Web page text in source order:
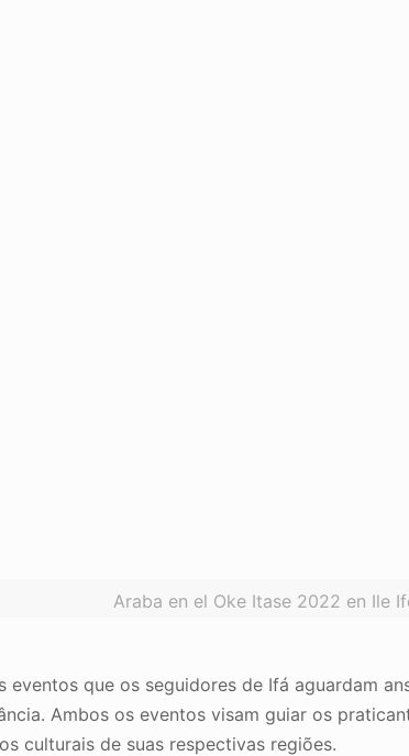
Araba en el Oke Itase 2022 en Ile
eventos que os seguidores de Ifá aguardam
Ambos os eventos visam guiar os
culturais de suas respectivas regiões.